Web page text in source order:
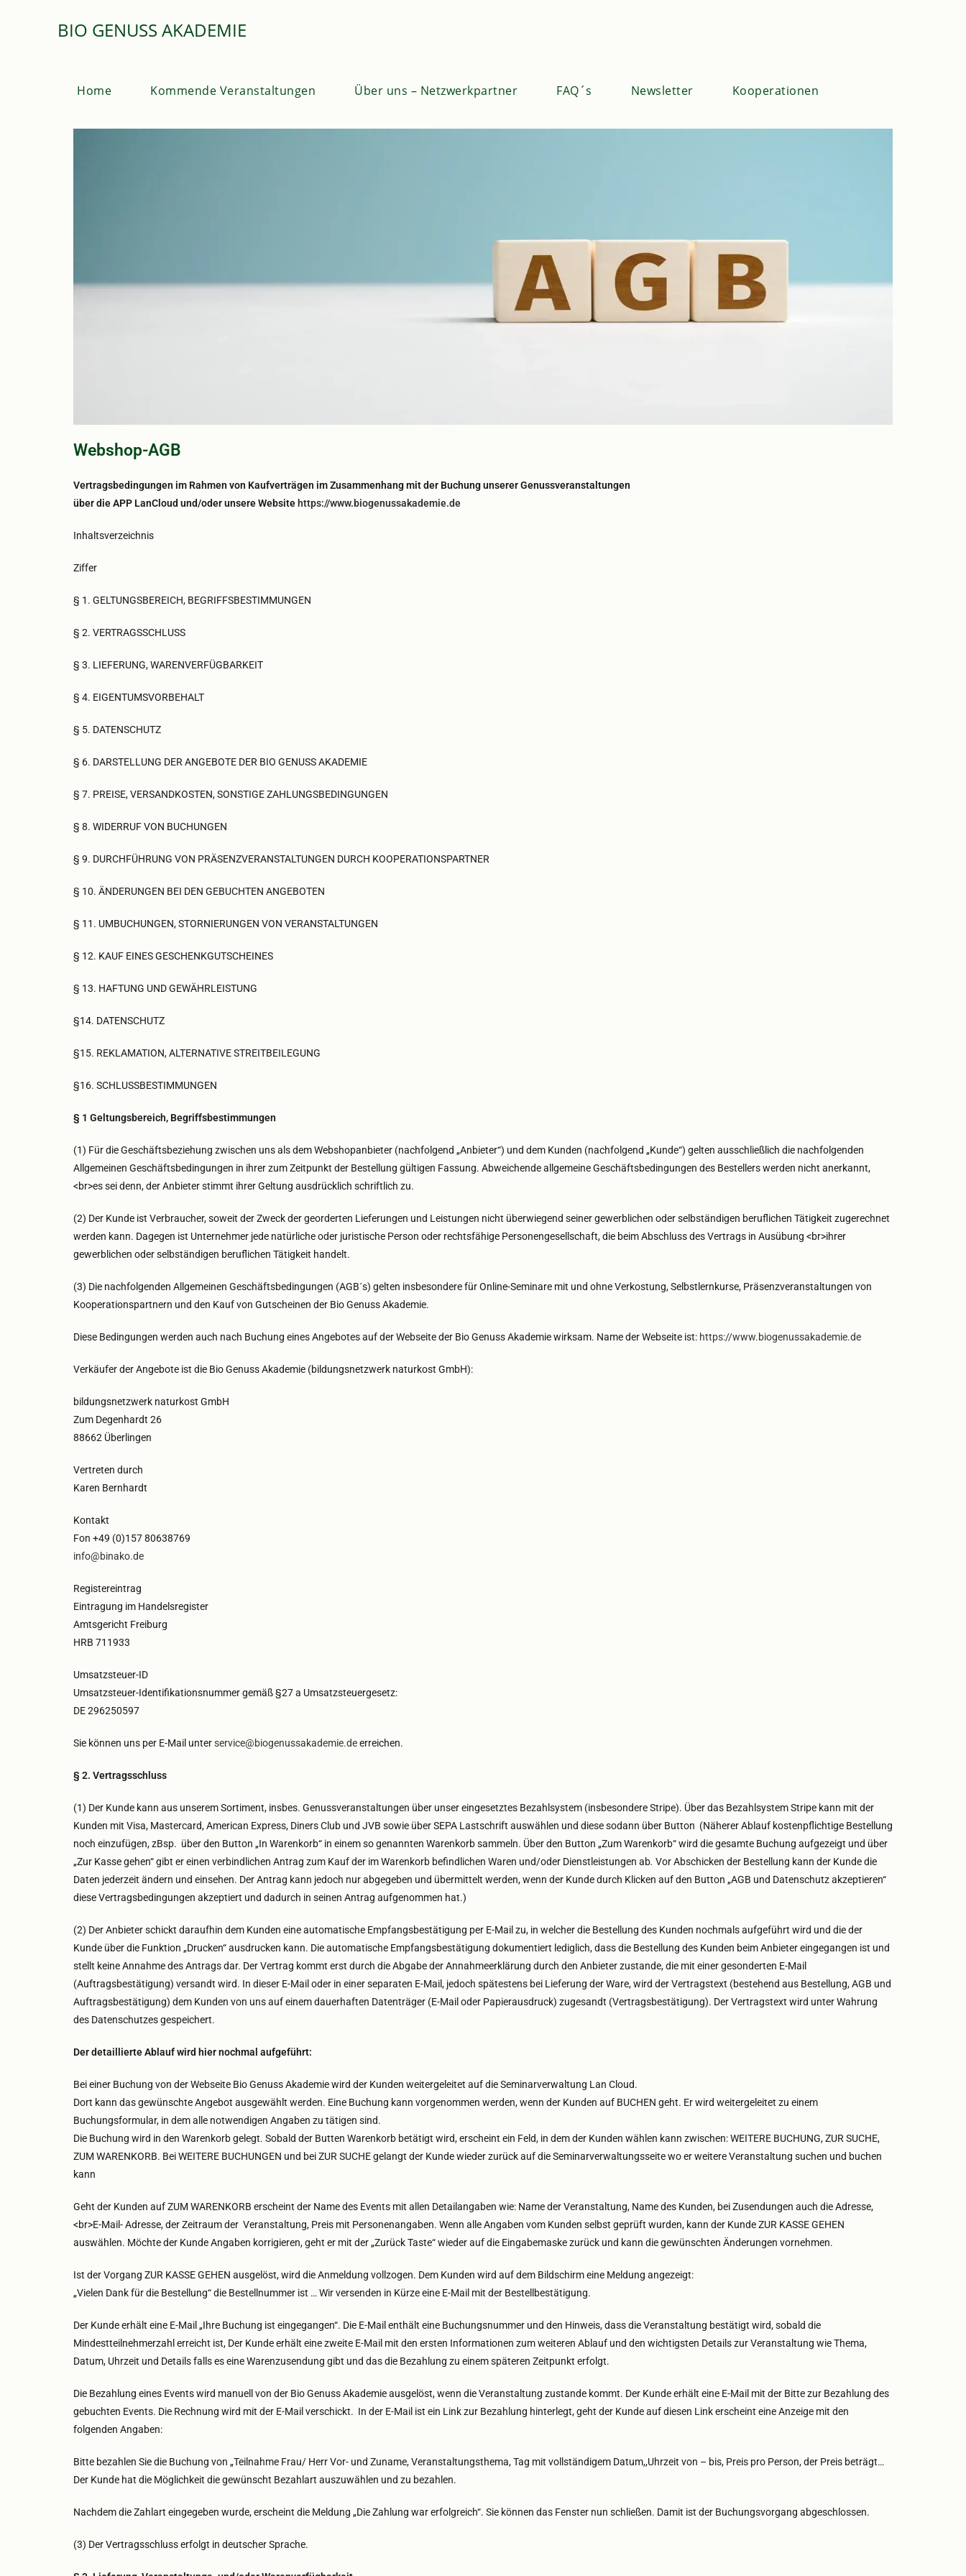
BIO GENUSS AKADEMIE
Home Kommende Veranstaltungen Über uns – Netzwerkpartner FAQ´s Newsletter Kooperationen
Webshop-AGB
Vertragsbedingungen im Rahmen von Kaufverträgen im Zusammenhang mit der Buchung unserer Genussveranstaltungen
über die APP LanCloud und/oder unsere Website https://www.biogenussakademie.de
Inhaltsverzeichnis
Ziffer
§ 1. GELTUNGSBEREICH, BEGRIFFSBESTIMMUNGEN
§ 2. VERTRAGSSCHLUSS
§ 3. LIEFERUNG, WARENVERFÜGBARKEIT
§ 4. EIGENTUMSVORBEHALT
§ 5. DATENSCHUTZ
§ 6. DARSTELLUNG DER ANGEBOTE DER BIO GENUSS AKADEMIE
§ 7. PREISE, VERSANDKOSTEN, SONSTIGE ZAHLUNGSBEDINGUNGEN
§ 8. WIDERRUF VON BUCHUNGEN
§ 9. DURCHFÜHRUNG VON PRÄSENZVERANSTALTUNGEN DURCH KOOPERATIONSPARTNER
§ 10. ÄNDERUNGEN BEI DEN GEBUCHTEN ANGEBOTEN
§ 11. UMBUCHUNGEN, STORNIERUNGEN VON VERANSTALTUNGEN
§ 12. KAUF EINES GESCHENKGUTSCHEINES
§ 13. HAFTUNG UND GEWÄHRLEISTUNG
§14. DATENSCHUTZ
§15. REKLAMATION, ALTERNATIVE STREITBEILEGUNG
§16. SCHLUSSBESTIMMUNGEN
§ 1 Geltungsbereich, Begriffsbestimmungen
(1) Für die Geschäftsbeziehung zwischen uns als dem Webshopanbieter (nachfolgend „Anbieter“) und dem Kunden (nachfolgend „Kunde“) gelten ausschließlich die nachfolgenden
Allgemeinen Geschäftsbedingungen in ihrer zum Zeitpunkt der Bestellung gültigen Fassung. Abweichende allgemeine Geschäftsbedingungen des Bestellers werden nicht anerkannt,
<br>es sei denn, der Anbieter stimmt ihrer Geltung ausdrücklich schriftlich zu.
(2) Der Kunde ist Verbraucher, soweit der Zweck der georderten Lieferungen und Leistungen nicht überwiegend seiner gewerblichen oder selbständigen beruflichen Tätigkeit zugerechnet
werden kann. Dagegen ist Unternehmer jede natürliche oder juristische Person oder rechtsfähige Personengesellschaft, die beim Abschluss des Vertrags in Ausübung <br>ihrer
gewerblichen oder selbständigen beruflichen Tätigkeit handelt.
(3) Die nachfolgenden Allgemeinen Geschäftsbedingungen (AGB´s) gelten insbesondere für Online-Seminare mit und ohne Verkostung, Selbstlernkurse, Präsenzveranstaltungen von
Kooperationspartnern und den Kauf von Gutscheinen der Bio Genuss Akademie.
Diese Bedingungen werden auch nach Buchung eines Angebotes auf der Webseite der Bio Genuss Akademie wirksam. Name der Webseite ist: https://www.biogenussakademie.de
Verkäufer der Angebote ist die Bio Genuss Akademie (bildungsnetzwerk naturkost GmbH):
bildungsnetzwerk naturkost GmbH
Zum Degenhardt 26
88662 Überlingen
Vertreten durch
Karen Bernhardt
Kontakt
Fon +49 (0)157 80638769
info@binako.de
Registereintrag
Eintragung im Handelsregister
Amtsgericht Freiburg
HRB 711933
Umsatzsteuer-ID
Umsatzsteuer-Identifikationsnummer gemäß §27 a Umsatzsteuergesetz:
DE 296250597
Sie können uns per E-Mail unterservice@biogenussakademie.deerreichen.
§ 2. Vertragsschluss
(1) Der Kunde kann aus unserem Sortiment, insbes. Genussveranstaltungen über unser eingesetztes Bezahlsystem (insbesondere Stripe). Über das Bezahlsystem Stripe kann mit der
Kunden mit Visa, Mastercard, American Express, Diners Club und JVB sowie über SEPA Lastschrift auswählen und diese sodann über Button (Näherer Ablauf kostenpflichtige Bestellung
noch einzufügen, zBsp. über den Button „In Warenkorb“ in einem so genannten Warenkorb sammeln. Über den Button „Zum Warenkorb“ wird die gesamte Buchung aufgezeigt und über
„Zur Kasse gehen“ gibt er einen verbindlichen Antrag zum Kauf der im Warenkorb befindlichen Waren und/oder Dienstleistungen ab. Vor Abschicken der Bestellung kann der Kunde die
Daten jederzeit ändern und einsehen. Der Antrag kann jedoch nur abgegeben und übermittelt werden, wenn der Kunde durch Klicken auf den Button „AGB und Datenschutz akzeptieren“
diese Vertragsbedingungen akzeptiert und dadurch in seinen Antrag aufgenommen hat.)
(2) Der Anbieter schickt daraufhin dem Kunden eine automatische Empfangsbestätigung per E-Mail zu, in welcher die Bestellung des Kunden nochmals aufgeführt wird und die der
Kunde über die Funktion „Drucken“ ausdrucken kann. Die automatische Empfangsbestätigung dokumentiert lediglich, dass die Bestellung des Kunden beim Anbieter eingegangen ist und
stellt keine Annahme des Antrags dar. Der Vertrag kommt erst durch die Abgabe der Annahmeerklärung durch den Anbieter zustande, die mit einer gesonderten E-Mail
(Auftragsbestätigung) versandt wird. In dieser E-Mail oder in einer separaten E-Mail, jedoch spätestens bei Lieferung der Ware, wird der Vertragstext (bestehend aus Bestellung, AGB und
Auftragsbestätigung) dem Kunden von uns auf einem dauerhaften Datenträger (E-Mail oder Papierausdruck) zugesandt (Vertragsbestätigung). Der Vertragstext wird unter Wahrung
des Datenschutzes gespeichert.
Der detaillierte Ablauf wird hier nochmal aufgeführt:
Bei einer Buchung von der Webseite Bio Genuss Akademie wird der Kunden weitergeleitet auf die Seminarverwaltung Lan Cloud.
Dort kann das gewünschte Angebot ausgewählt werden. Eine Buchung kann vorgenommen werden, wenn der Kunden auf BUCHEN geht. Er wird weitergeleitet zu einem
Buchungsformular, in dem alle notwendigen Angaben zu tätigen sind.
Die Buchung wird in den Warenkorb gelegt. Sobald der Butten Warenkorb betätigt wird, erscheint ein Feld, in dem der Kunden wählen kann zwischen: WEITERE BUCHUNG, ZUR SUCHE,
ZUM WARENKORB. Bei WEITERE BUCHUNGEN und bei ZUR SUCHE gelangt der Kunde wieder zurück auf die Seminarverwaltungsseite wo er weitere Veranstaltung suchen und buchen
kann
Geht der Kunden auf ZUM WARENKORB erscheint der Name des Events mit allen Detailangaben wie: Name der Veranstaltung, Name des Kunden, bei Zusendungen auch die Adresse,
<br>E-Mail- Adresse, der Zeitraum der Veranstaltung, Preis mit Personenangaben. Wenn alle Angaben vom Kunden selbst geprüft wurden, kann der Kunde ZUR KASSE GEHEN
auswählen. Möchte der Kunde Angaben korrigieren, geht er mit der „Zurück Taste“ wieder auf die Eingabemaske zurück und kann die gewünschten Änderungen vornehmen.
Ist der Vorgang ZUR KASSE GEHEN ausgelöst, wird die Anmeldung vollzogen. Dem Kunden wird auf dem Bildschirm eine Meldung angezeigt:
„Vielen Dank für die Bestellung“ die Bestellnummer ist … Wir versenden in Kürze eine E-Mail mit der Bestellbestätigung.
Der Kunde erhält eine E-Mail „Ihre Buchung ist eingegangen“. Die E-Mail enthält eine Buchungsnummer und den Hinweis, dass die Veranstaltung bestätigt wird, sobald die
Mindestteilnehmerzahl erreicht ist, Der Kunde erhält eine zweite E-Mail mit den ersten Informationen zum weiteren Ablauf und den wichtigsten Details zur Veranstaltung wie Thema,
Datum, Uhrzeit und Details falls es eine Warenzusendung gibt und das die Bezahlung zu einem späteren Zeitpunkt erfolgt.
Die Bezahlung eines Events wird manuell von der Bio Genuss Akademie ausgelöst, wenn die Veranstaltung zustande kommt. Der Kunde erhält eine E-Mail mit der Bitte zur Bezahlung des
gebuchten Events. Die Rechnung wird mit der E-Mail verschickt. In der E-Mail ist ein Link zur Bezahlung hinterlegt, geht der Kunde auf diesen Link erscheint eine Anzeige mit den
folgenden Angaben:
Bitte bezahlen Sie die Buchung von „Teilnahme Frau/ Herr Vor- und Zuname, Veranstaltungsthema, Tag mit vollständigem Datum,,Uhrzeit von – bis, Preis pro Person, der Preis beträgt…
Der Kunde hat die Möglichkeit die gewünscht Bezahlart auszuwählen und zu bezahlen.
Nachdem die Zahlart eingegeben wurde, erscheint die Meldung „Die Zahlung war erfolgreich“. Sie können das Fenster nun schließen. Damit ist der Buchungsvorgang abgeschlossen.
(3) Der Vertragsschluss erfolgt in deutscher Sprache.